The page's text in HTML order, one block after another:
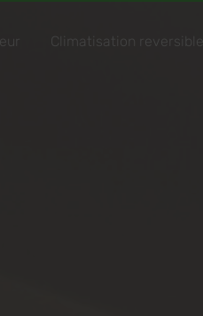
Climatisation reversible